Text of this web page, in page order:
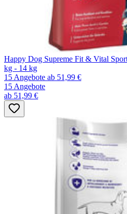
Happy Dog Supreme Fit & Vital
kg - 14 kg
15 Angebote ab 51,99 €
15 Angebote
ab 51,99 €